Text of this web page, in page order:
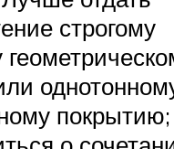
строгому
покрытию;